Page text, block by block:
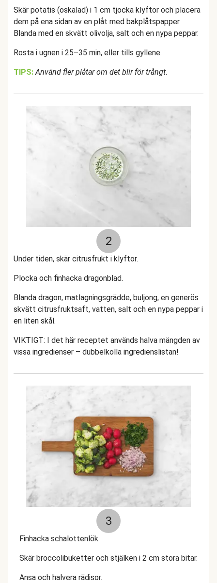
Skär potatis (oskalad) i 1 cm tjocka klyftor och placera
dem på ena sidan av en plåt med bakplåtspapper.
Blanda med en skvätt olivolja, salt och en nypa peppar.
Rosta i ugnen i 25–35 min, eller tills gyllene.
TIPS: Använd fler plåtar om det blir för trångt.
2
Under tiden, skär citrusfrukt i klyftor.
Plocka och finhacka dragonblad.
Blanda dragon, matlagningsgrädde, buljong, en generös
skvätt citrusfruktsaft, vatten, salt och en nypa peppar i
en liten skål.
VIKTIGT: I det här receptet används halva mängden av
vissa ingredienser – dubbelkolla ingredienslistan!
3
Finhacka schalottenlök.
Skär broccolibuketter och stjälken i 2 cm stora bitar.
Ansa och halvera rädisor.